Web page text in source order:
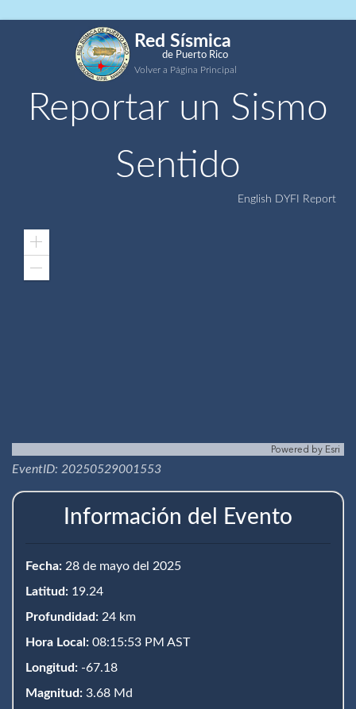
Red Sísmica
de Puerto Rico
Volver a Página Principal
Reportar un Sismo
Sentido
English DYFI Report
Zoom
Powered by Esri
EventID: 20250529001553
Información del Evento
Fecha: 28 de mayo del 2025
Latitud: 19.24
Profundidad: 24 km
Hora Local: 08:15:53 PM AST
Longitud: -67.18
Magnitud: 3.68 Md